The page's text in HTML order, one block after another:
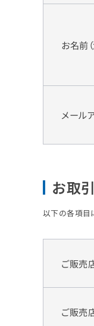
お名前
メール
お取
以下の各項目
ご販売
ご販売